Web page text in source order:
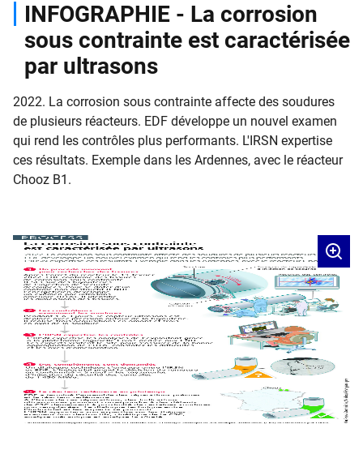
INFOGRAPHIE - La corrosion
sous contrainte est caractérisée
par ultrasons
2022. La corrosion sous contrainte affecte des soudures
de plusieurs réacteurs. EDF développe un nouvel examen
qui rend les contrôles plus performants. L'IRSN expertise
ces résultats. Exemple dans les Ardennes, avec le réacteur
Chooz B1.